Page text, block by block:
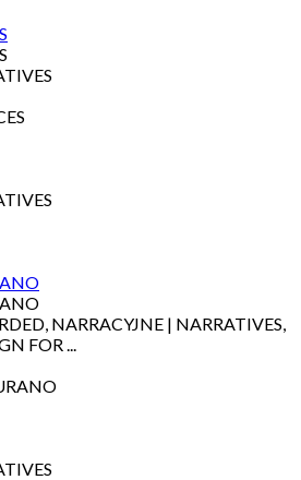
NARRACYJNE | NARRATIVES,
FOR ...